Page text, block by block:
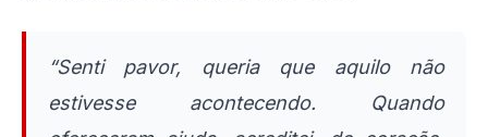
“Senti pavor, queria que aquilo não
estivesse acontecendo. Quando